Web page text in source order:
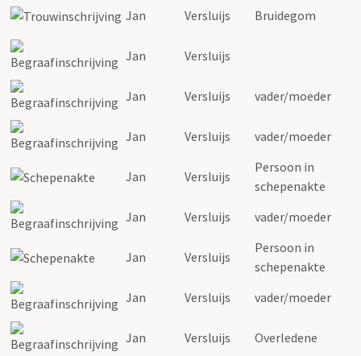
Jan Versluijs Bruidegom
Jan Versluijs
Jan Versluijs vader/moeder
Jan Versluijs vader/moeder
Jan Versluijs
Persoon in
schepenakte
Jan
Versluijs vader/moeder
Jan Versluijs
Persoon in
schepenakte
Jan
Versluijs vader/moeder
Jan Versluijs Overledene